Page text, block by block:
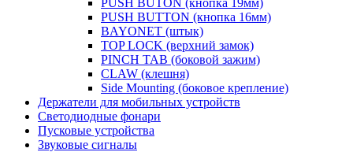
PUSH BUTON (кнопка 19мм)
PUSH BUTTON (кнопка 16мм)
BAYONET (штык)
TOP LOCK (верхний замок)
PINCH TAB (боковой зажим)
CLAW (клешня)
Side Mounting (боковое крепление)
Держатели для мобильных устройств
Светодиодные фонари
Пусковые устройства
Звуковые сигналы